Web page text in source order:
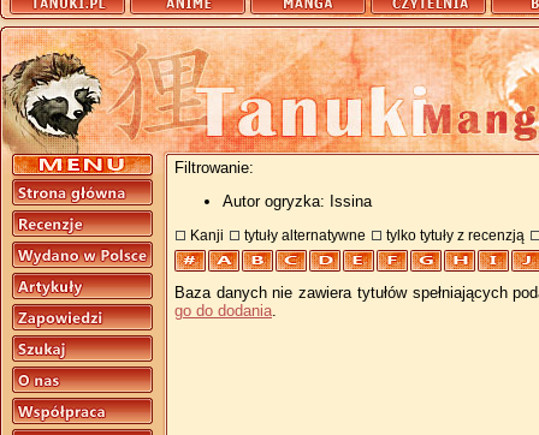
Filtrowanie:
Autor ogryzka: Issina
Kanji tytuły alternatywne tylko tytuły z recenzją
Baza danych nie zawiera tytułów spełniających
go do dodania.